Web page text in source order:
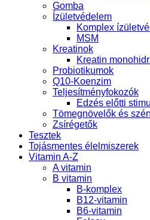
Gomba
Ízületvédelem
Komplex
MSM
Kreatinok
Kreatin
Probiotikumok
Q10-Koenzim
Teljesítményfokozók
Edzés előtti
Tömegnövelők és
Zsírégetők
Tesztek
Tojásmentes élelmiszerek
Vitamin A-Z
A vitamin
B vitamin
B-komplex
B12-vitamin
B6-vitamin